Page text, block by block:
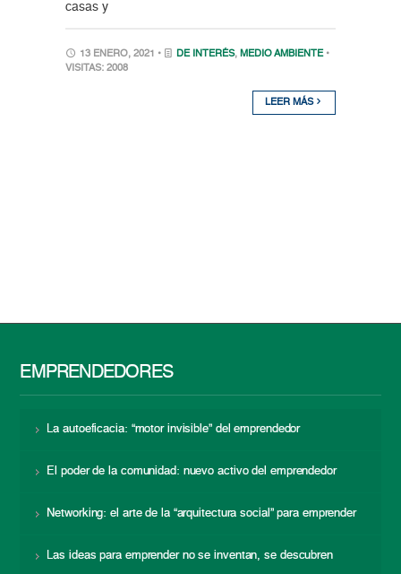
casas y
13 ENERO, 2021 • DE INTERÉS, MEDIO AMBIENTE •
VISITAS: 2008
LEER MÁS
EMPRENDEDORES
La autoeficacia: “motor invisible” del emprendedor
El poder de la comunidad: nuevo activo del emprendedor
Networking: el arte de la “arquitectura social” para emprender
Las ideas para emprender no se inventan, se descubren